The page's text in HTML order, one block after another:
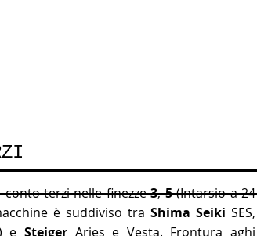
conto terzi nelle finezze3,5(Intarsio a 24
è suddiviso tra Shima Seiki SES,
e Steiger Aries e Vesta. Frontura aghi